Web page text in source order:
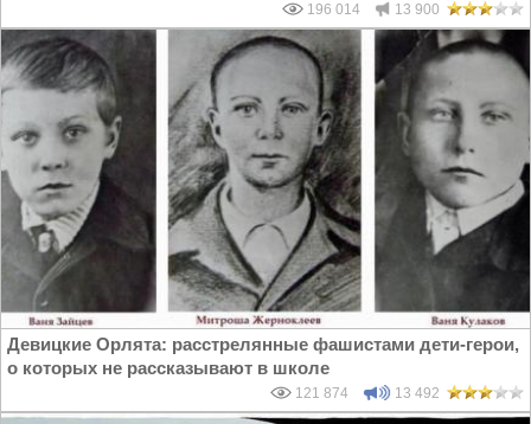
196 014 13 900
Девицкие Орлята: расстрелянные фашистами дети-герои,
о которых не рассказывают в школе
121 874 13 492